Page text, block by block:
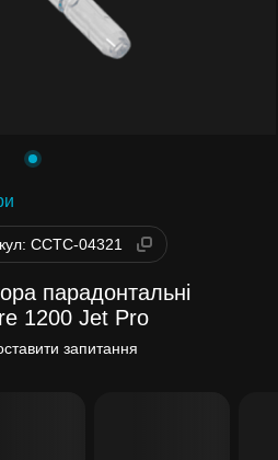
CCTC-04321
парадонтальні
1200 Jet Pro
запитання